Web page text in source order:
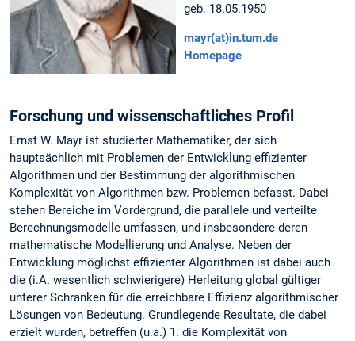
geb. 18.05.1950
mayr(at)in.tum.de
Homepage
Forschung und wissenschaftliches Profil
Ernst W. Mayr ist studierter Mathematiker, der sich
hauptsächlich mit Problemen der Entwicklung effizienter
Algorithmen und der Bestimmung der algorithmischen
Komplexität von Algorithmen bzw. Problemen befasst. Dabei
stehen Bereiche im Vordergrund, die parallele und verteilte
Berechnungsmodelle umfassen, und insbesondere deren
mathematische Modellierung und Analyse. Neben der
Entwicklung möglichst effizienter Algorithmen ist dabei auch
die (i.A. wesentlich schwierigere) Herleitung global gültiger
unterer Schranken für die erreichbare Effizienz algorithmischer
Lösungen von Bedeutung. Grundlegende Resultate, die dabei
erzielt wurden, betreffen (u.a.) 1. die Komplexität von